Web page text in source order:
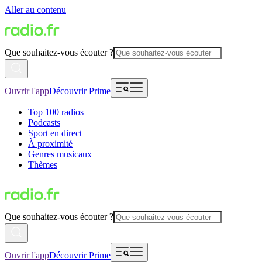
Aller au contenu
Que souhaitez-vous écouter ?
Ouvrir l'appDécouvrir Prime
Top 100 radios
Podcasts
Sport en direct
À proximité
Genres musicaux
Thèmes
Que souhaitez-vous écouter ?
Ouvrir l'appDécouvrir Prime